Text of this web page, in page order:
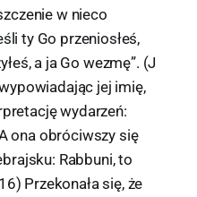
w nieco
ty Go przeniosłeś,
a ja Go wezmę”. (J
jej imię,
wydarzeń:
ona obróciwszy się
Rabbuni, to
Przekonała się, że